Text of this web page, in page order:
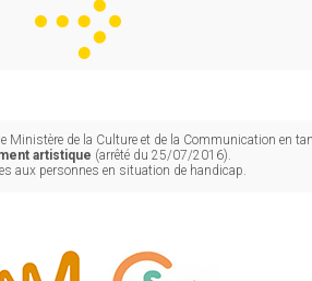
Ministère de la Culture et de la Communication en
artistique (arrêté du 25/07/2016).
aux personnes en situation de handicap.